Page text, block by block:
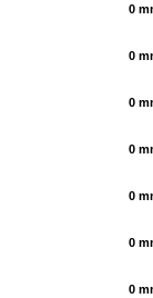
0
0
0
0
0
0
0